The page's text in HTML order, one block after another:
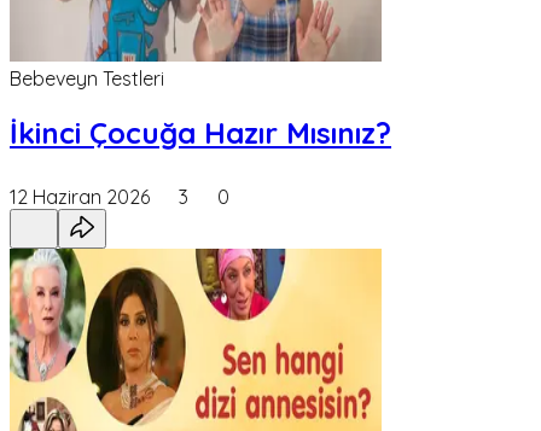
Bebeveyn Testleri
İkinci Çocuğa Hazır Mısınız?
12 Haziran 2026 3 0